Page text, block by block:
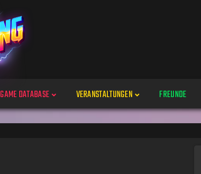
GAME DATABASE
Spiele
VERANSTALTUNGEN
Veranstaltungen
FREUNDE